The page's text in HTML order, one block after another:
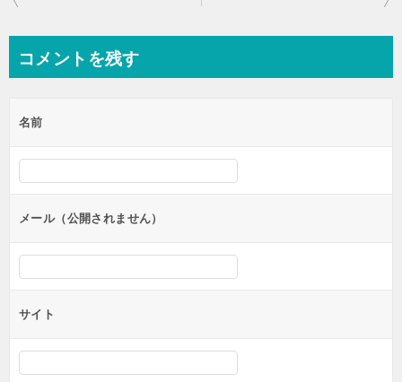
ビ
ー
シ
ン
コメントを残す
名前
メール（公開されません）
サイト